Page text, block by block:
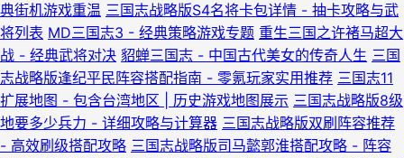
典街机游戏重温 三国志战略版S4名将卡包详情 - 抽卡攻略与武
将列表 MD三国志3 - 经典策略游戏专题 重生三国之许褚马超大
战 - 经典武将对决 貂蝉三国志 - 中国古代美女的传奇人生 三国
志战略版逢纪平民阵容搭配指南 - 零氪玩家实用推荐 三国志11
扩展地图 - 包含台湾地区 | 历史游戏地图展示 三国志战略版8级
地要多少兵力 - 详细攻略与计算器 三国志战略版双刷阵容推荐
- 高效刷级搭配攻略 三国志战略版司马懿郭淮搭配攻略 - 阵容